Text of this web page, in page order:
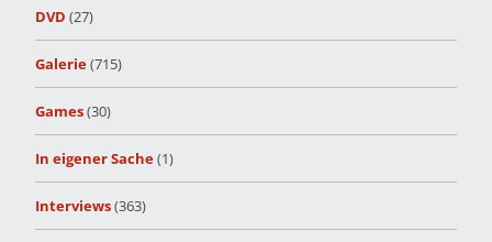
DVD (27)
Galerie(715)
Games(30)
In eigener Sache(1)
Interviews(363)